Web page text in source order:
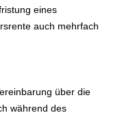
eines
auch mehrfach
über die
während des